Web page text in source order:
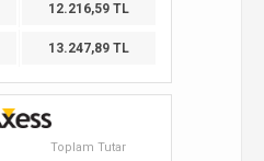
12.216,59 TL
13.247,89 TL
Toplam Tutar